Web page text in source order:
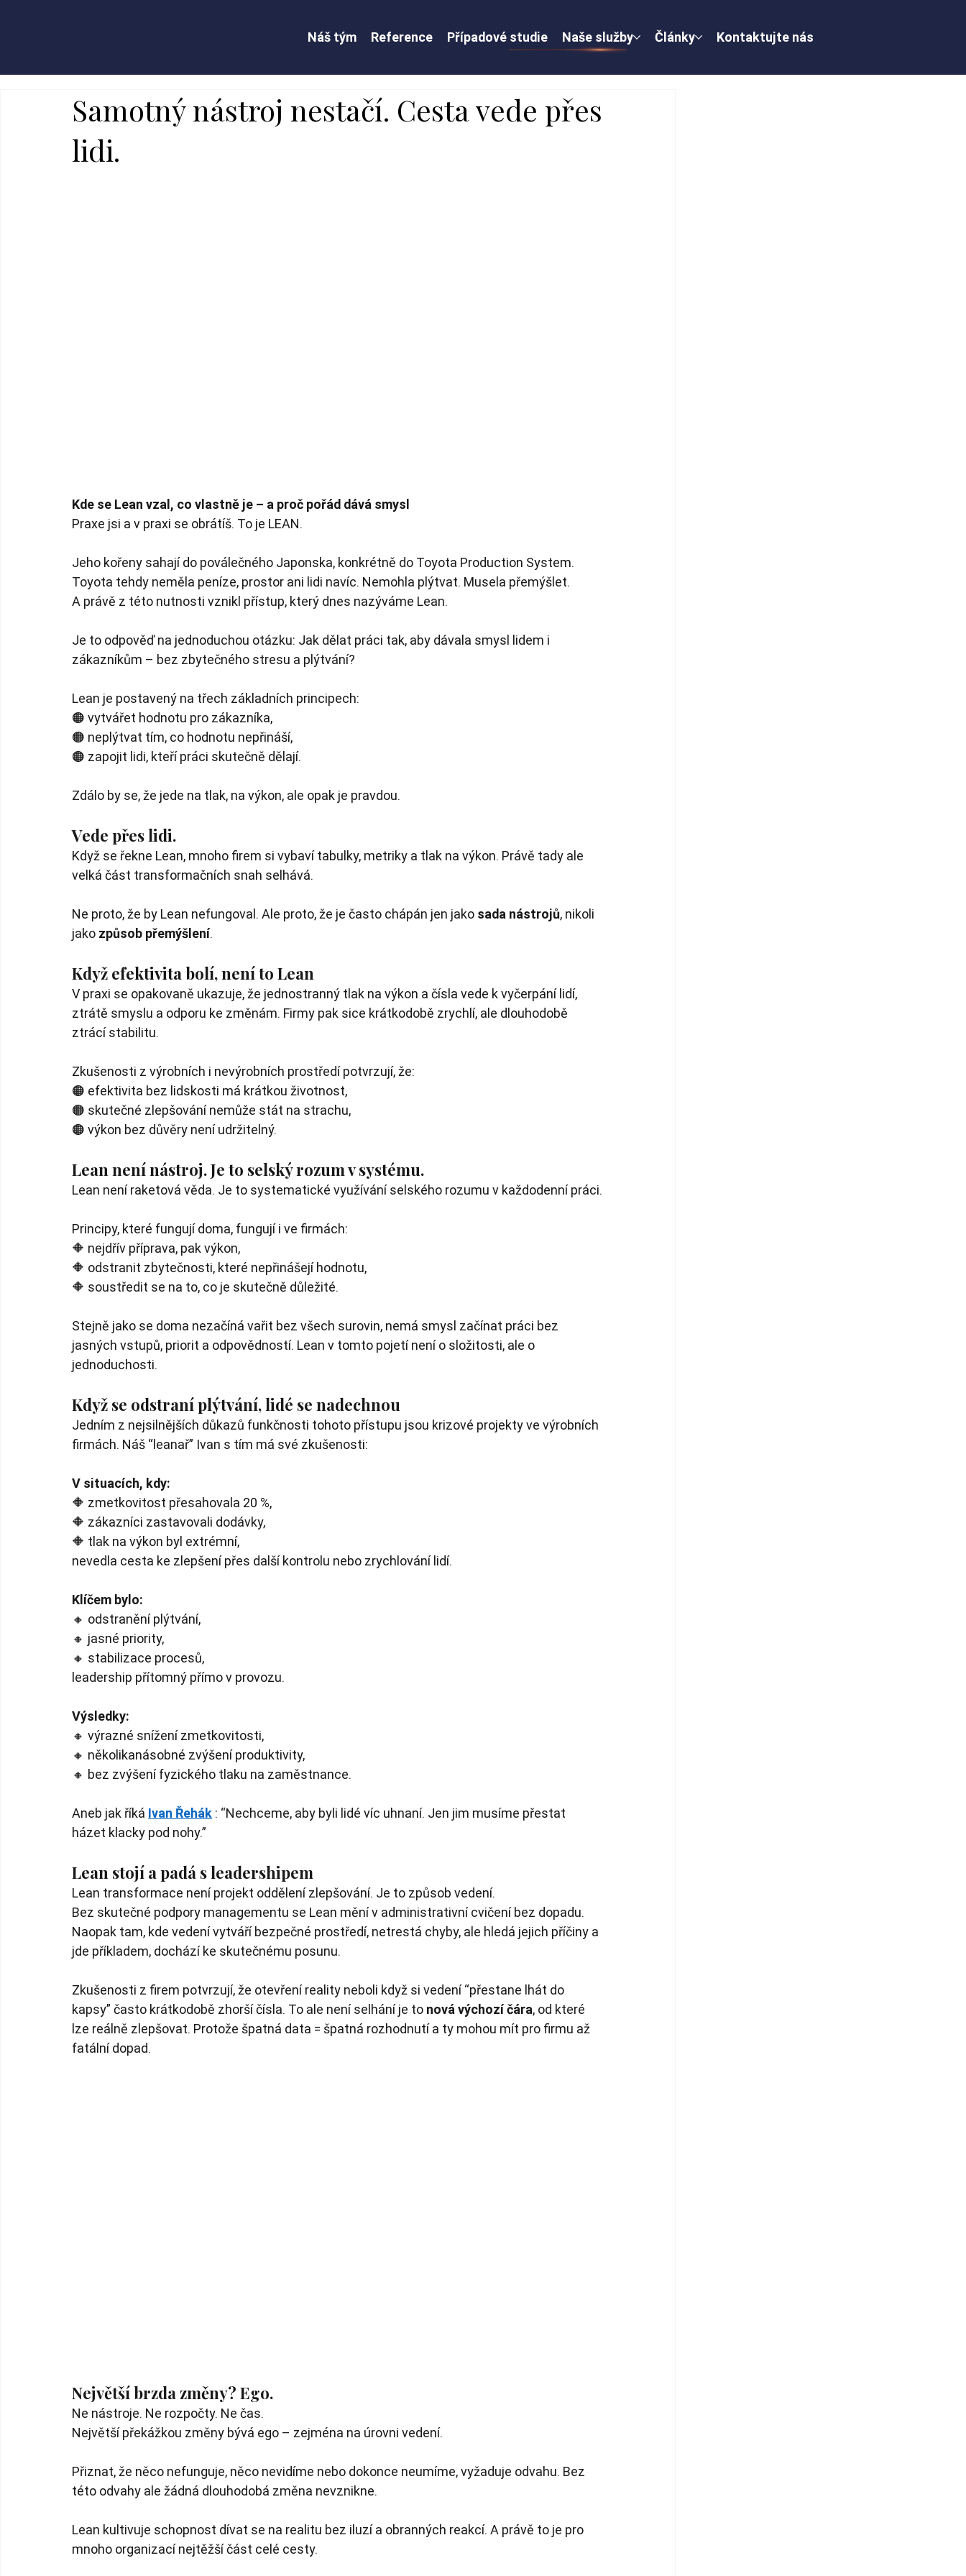
Náš tým Reference Případové studie Naše služby Články Kontaktujte nás
Samotný nástroj nestačí. Cesta vede přes
lidi.
Kde se Lean vzal, co vlastně je – a proč pořád dává smysl
Praxe jsi a v praxi se obrátíš. To je LEAN.
Jeho kořeny sahají do poválečného Japonska, konkrétně do Toyota Production System.
Toyota tehdy neměla peníze, prostor ani lidi navíc. Nemohla plýtvat. Musela přemýšlet.
A právě z této nutnosti vznikl přístup, který dnes nazýváme Lean.
Je to odpověď na jednoduchou otázku: Jak dělat práci tak, aby dávala smysl lidem i
zákazníkům – bez zbytečného stresu a plýtvání?
Lean je postavený na třech základních principech:
🟠 vytvářet hodnotu pro zákazníka,
🟠 neplýtvat tím, co hodnotu nepřináší,
🟠 zapojit lidi, kteří práci skutečně dělají.
Zdálo by se, že jede na tlak, na výkon, ale opak je pravdou.
Vede přes lidi.
Když se řekne Lean, mnoho firem si vybaví tabulky, metriky a tlak na výkon. Právě tady ale
velká část transformačních snah selhává.
Ne proto, že by Lean nefungoval. Ale proto, že je často chápán jen jako sada nástrojů, nikoli
jako způsob přemýšlení.
Když efektivita bolí, není to Lean
V praxi se opakovaně ukazuje, že jednostranný tlak na výkon a čísla vede k vyčerpání lidí,
ztrátě smyslu a odporu ke změnám. Firmy pak sice krátkodobě zrychlí, ale dlouhodobě
ztrácí stabilitu.
Zkušenosti z výrobních i nevýrobních prostředí potvrzují, že:
🟠 efektivita bez lidskosti má krátkou životnost,
🟠 skutečné zlepšování nemůže stát na strachu,
🟠 výkon bez důvěry není udržitelný.
Lean není nástroj. Je to selský rozum v systému.
Lean není raketová věda. Je to systematické využívání selského rozumu v každodenní práci.
Principy, které fungují doma, fungují i ve firmách:
🔶 nejdřív příprava, pak výkon,
🔶 odstranit zbytečnosti, které nepřinášejí hodnotu,
🔶 soustředit se na to, co je skutečně důležité.
Stejně jako se doma nezačíná vařit bez všech surovin, nemá smysl začínat práci bez
jasných vstupů, priorit a odpovědností. Lean v tomto pojetí není o složitosti, ale o
jednoduchosti.
Když se odstraní plýtvání, lidé se nadechnou
Jedním z nejsilnějších důkazů funkčnosti tohoto přístupu jsou krizové projekty ve výrobních
firmách. Náš “leanař” Ivan s tím má své zkušenosti:
V situacích, kdy:
🔶 zmetkovitost přesahovala 20 %,
🔶 zákazníci zastavovali dodávky,
🔶 tlak na výkon byl extrémní,
nevedla cesta ke zlepšení přes další kontrolu nebo zrychlování lidí.
Klíčem bylo:
🔸 odstranění plýtvání,
🔸 jasné priority,
🔸 stabilizace procesů,
leadership přítomný přímo v provozu.
Výsledky:
🔸 výrazné snížení zmetkovitosti,
🔸 několikanásobné zvýšení produktivity,
🔸 bez zvýšení fyzického tlaku na zaměstnance.
Aneb jak říká Ivan Řehák : “Nechceme, aby byli lidé víc uhnaní. Jen jim musíme přestat
házet klacky pod nohy.”
Lean stojí a padá s leadershipem
Lean transformace není projekt oddělení zlepšování. Je to způsob vedení.
Bez skutečné podpory managementu se Lean mění v administrativní cvičení bez dopadu.
Naopak tam, kde vedení vytváří bezpečné prostředí, netrestá chyby, ale hledá jejich příčiny a
jde příkladem, dochází ke skutečnému posunu.
Zkušenosti z firem potvrzují, že otevření reality neboli když si vedení “přestane lhát do
kapsy” často krátkodobě zhorší čísla. To ale není selhání je to nová výchozí čára, od které
lze reálně zlepšovat. Protože špatná data = špatná rozhodnutí a ty mohou mít pro firmu až
fatální dopad.
Největší brzda změny? Ego.
Ne nástroje. Ne rozpočty. Ne čas.
Největší překážkou změny bývá ego – zejména na úrovni vedení.
Přiznat, že něco nefunguje, něco nevidíme nebo dokonce neumíme, vyžaduje odvahu. Bez
této odvahy ale žádná dlouhodobá změna nevznikne.
Lean kultivuje schopnost dívat se na realitu bez iluzí a obranných reakcí. A právě to je pro
mnoho organizací nejtěžší část celé cesty.